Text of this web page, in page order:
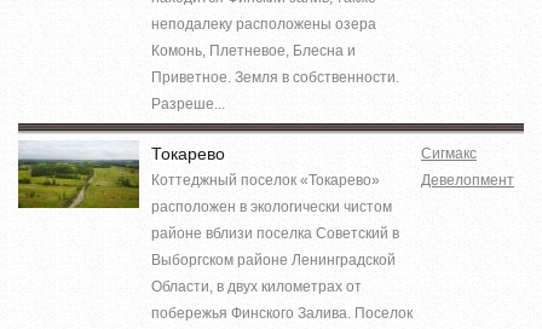
неподалеку расположены озера
Комонь, Плетневое, Блесна и
Приветное. Земля в собственности.
Разреше...
Токарево
Коттеджный поселок «Токарево»
расположен в экологически чистом
районе вблизи поселка Советский в
Выборгском районе Ленинградской
Области, в двух километрах от
побережья Финского Залива. Поселок
Сигмакс
Девелопмент